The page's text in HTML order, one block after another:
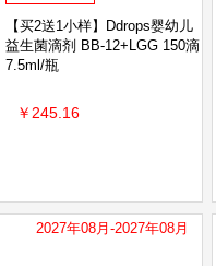
【买2送1小样】Ddrops婴幼儿
益生菌滴剂 BB-12+LGG 150滴
7.5ml/瓶
￥245.16
2027年08月-2027年08月